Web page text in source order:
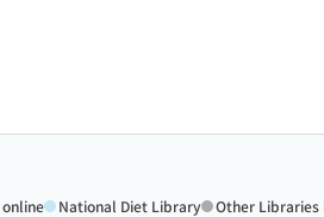
National Diet Library Other Libraries